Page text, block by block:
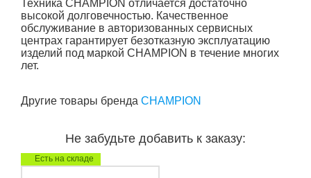
Техника CHAMPION отличается достаточно
высокой долговечностью. Качественное
обслуживание в авторизованных сервисных
центрах гарантирует безотказную эксплуатацию
изделий под маркой CHAMPION в течение многих
лет.
Другие товары бренда CHAMPION
Не забудьте добавить к заказу:
Есть на складе